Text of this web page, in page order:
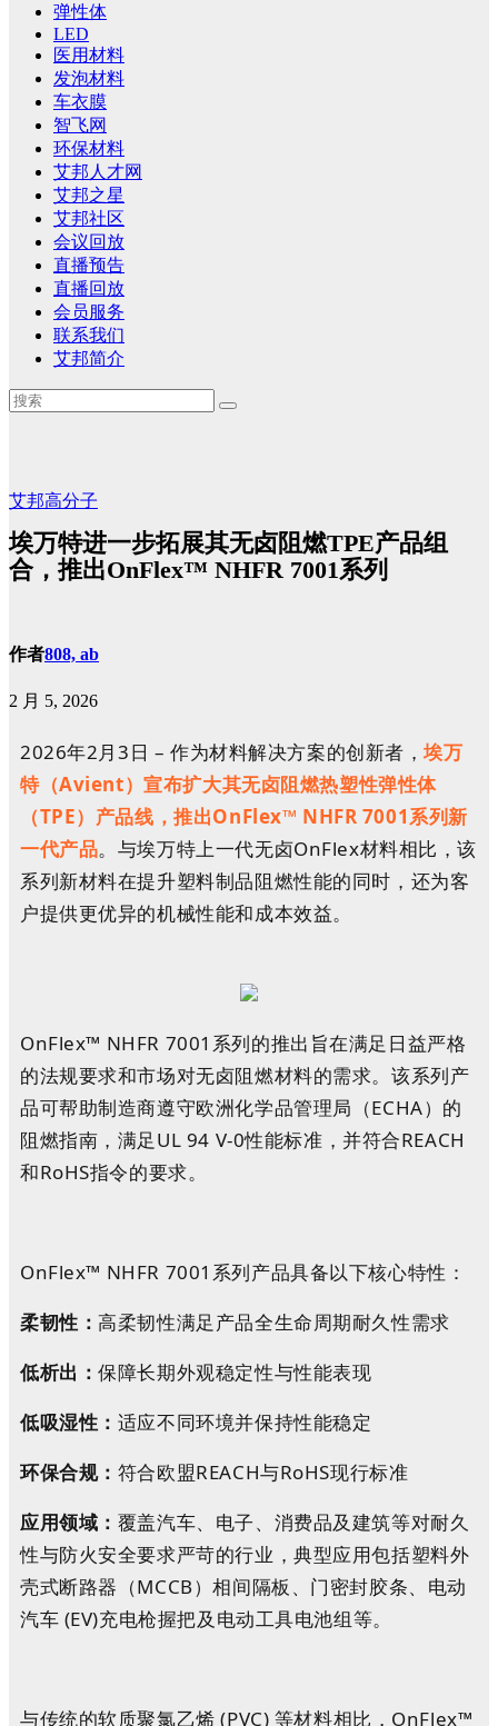
弹性体
LED
医用材料
发泡材料
车衣膜
智飞网
环保材料
艾邦人才网
艾邦之星
艾邦社区
会议回放
直播预告
直播回放
会员服务
联系我们
艾邦简介
艾邦高分子
埃万特进一步拓展其无卤阻燃TPE产品组
合，推出OnFlex™ NHFR 7001系列
作者808, ab
2 月 5, 2026
2026年2月3日 – 作为材料解决方案的创新者，埃万
特（Avient）宣布扩大其无卤阻燃热塑性弹性体
（TPE）产品线，推出OnFlex™ NHFR 7001系列新
一代产品。与埃万特上一代无卤OnFlex材料相比，该
系列新材料在提升塑料制品阻燃性能的同时，还为客
户提供更优异的机械性能和成本效益。
OnFlex™ NHFR 7001系列的推出旨在满足日益严格
的法规要求和市场对无卤阻燃材料的需求。该系列产
品可帮助制造商遵守欧洲化学品管理局（ECHA）的
阻燃指南，满足UL 94 V-0性能标准，并符合REACH
和RoHS指令的要求。
OnFlex™ NHFR 7001系列产品具备以下核心特性：
柔韧性：高柔韧性满足产品全生命周期耐久性需求
低析出：保障长期外观稳定性与性能表现
低吸湿性： 适应不同环境并保持性能稳定
环保合规： 符合欧盟REACH与RoHS现行标准
应用领域： 覆盖汽车、电子、消费品及建筑等对耐久
性与防火安全要求严苛的行业，典型应用包括塑料外
壳式断路器（MCCB）相间隔板、门密封胶条、电动
汽车 (EV)充电枪握把及电动工具电池组等。
与传统的软质聚氯乙烯 (PVC) 等材料相比，OnFlex™